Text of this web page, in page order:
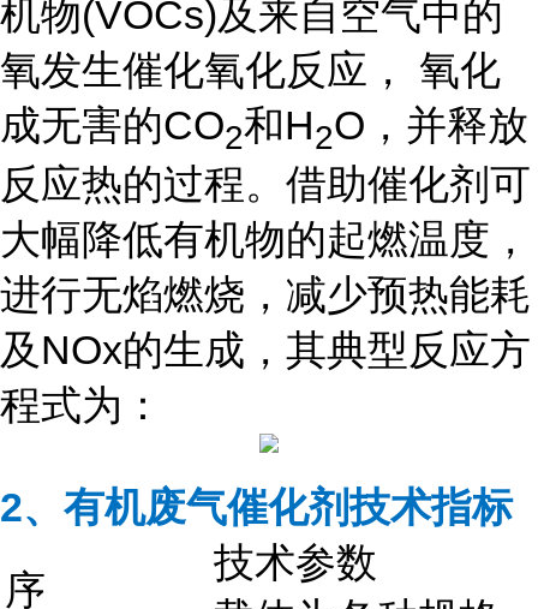
机物(VOCs)及来自空气中的
氧发生催化氧化反应， 氧化
成无害的CO2和H2O，并释放
反应热的过程。借助催化剂可
大幅降低有机物的起燃温度，
进行无焰燃烧，减少预热能耗
及NOx的生成，其典型反应方
程式为：
2、有机废气催化剂技术指标
序
技术参数